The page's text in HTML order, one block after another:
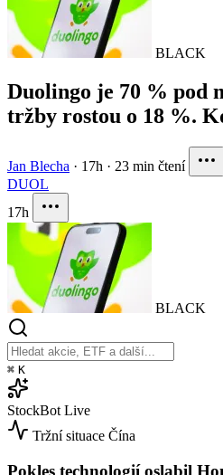
BLACK
Duolingo je 70 % pod
tržby rostou o 18 %.
Jan Blecha · 17h · 23 min čtení
DUOL
17h
BLACK
⌘ K
StockBot Live
Tržní situace Čína
Pokles technologií oslabil